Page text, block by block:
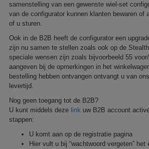
samenstelling van een gewenste wiel-set
van de configurator kunnen klanten bewaren of
of u sturen.
Ook in de B2B heeft de configurator een
zijn nu samen te stellen zoals ook op de
speciale wensen zijn zoals bijvoorbeeld 55
aangeven bij de opmerkingen in het
bestelling hebben ontvangen ontvangt u van
levertijd.
Nog geen toegang tot de B2B?
U kunt middels deze link uw B2B account
stappen:
U komt aan op de registratie pagina
Hier vult u bij “wachtwoord vergeten”